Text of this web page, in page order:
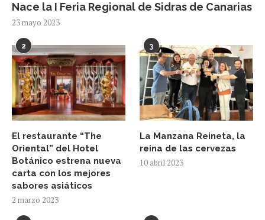
Nace la I Feria Regional de Sidras de Canarias
23 mayo 2023
2
El restaurante “The
Oriental” del Hotel
Botánico estrena nueva
carta con los mejores
sabores asiáticos
2 marzo 2023
3
La Manzana Reineta, la
reina de las cervezas
10 abril 2023